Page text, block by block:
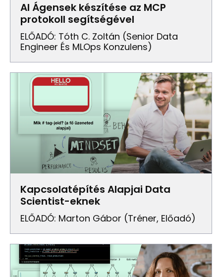
AI Ágensek készítése az MCP
protokoll segítségével
ELŐADÓ: Tóth C. Zoltán (senior Data
Engineer És MLOps Konzulens)
Kapcsolatépítés Alapjai Data
Scientist-eknek
ELŐADÓ: Marton Gábor (Tréner, Előadó)